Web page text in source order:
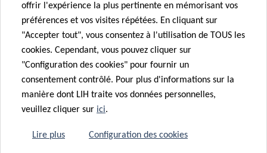
Partagez sur
Actualités associées
offrir l'expérience la plus pertinente en mémorisant vos
préférences et vos visites répétées. En cliquant sur
"Accepter tout", vous consentez à l'utilisation de TOUS les
cookies. Cependant, vous pouvez cliquer sur
"Configuration des cookies" pour fournir un
consentement contrôlé. Pour plus d'informations sur la
manière dont LIH traite vos données personnelles,
veuillez cliquer sur ici.
Lire plus Configuration des cookies